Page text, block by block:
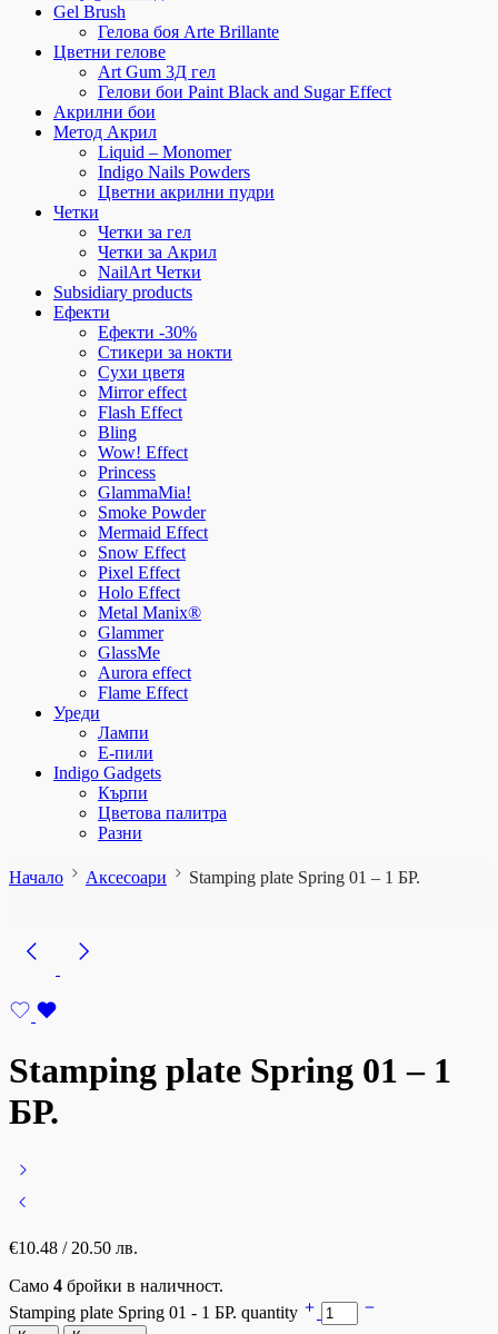
Gel Brush
Гелова боя Arte Brillante
Цветни гелове
Art Gum 3Д гел
Гелови бои Paint Black and Sugar Effect
Акрилни бои
Метод Акрил
Liquid – Monomer
Indigo Nails Powders
Цветни акрилни пудри
Четки
Четки за гел
Четки за Акрил
NailArt Четки
Subsidiary products
Ефекти
Ефекти -30%
Стикери за нокти
Сухи цветя
Mirror effect
Flash Effect
Bling
Wow! Effect
Princess
GlammaMia!
Smoke Powder
Mermaid Effect
Snow Effect
Pixel Effect
Holo Effect
Metal Manix®
Glammer
GlassMe
Aurora effect
Flame Effect
Уреди
Лампи
E-пили
Indigo Gadgets
Кърпи
Цветова палитра
Разни
Начало Аксесоари Stamping plate Spring 01 – 1 БР.
Stamping plate Spring 01 – 1
БР.
€10.48 / 20.50 лв.
Само 4 бройки в наличност.
Stamping plate Spring 01 - 1 БР. quantity